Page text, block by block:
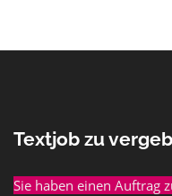
Textjob zu
Sie haben einen Auftrag